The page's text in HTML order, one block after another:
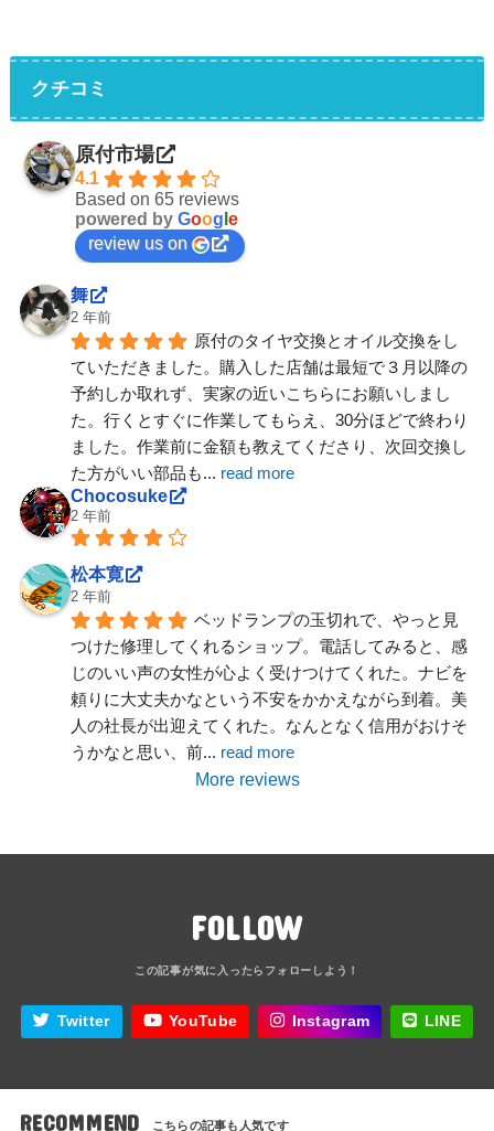
クチコミ
原付市場
4.1
Based on 65 reviews
powered by Goog e
review us on
舞
2 年前
原付のタイヤ交換とオイル交換をし
ていただきました。購入した店舗は最短で３月以降の
予約しか取れず、実家の近いこちらにお願いしまし
た。行くとすぐに作業してもらえ、30分ほどで終わり
ました。作業前に金額も教えてくださり、次回交換し
た方がいい部品も... read more
Chocosuke
2 年前
松本寛
2 年前
ベッドランプの玉切れで、やっと見
つけた修理してくれるショップ。電話してみると、感
じのいい声の女性が心よく受けつけてくれた。ナビを
頼りに大丈夫かなという不安をかかえながら到着。美
人の社長が出迎えてくれた。なんとなく信用がおけそ
うかなと思い、前... read more
More reviews
FOLLOW
Twitter YouTube Instagram LINE
RECOMMEND